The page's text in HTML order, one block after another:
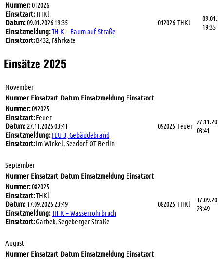
Nummer:012026
Einsatzart:THKl
Datum:09.01.2026 19:35
Einsatzmeldung:TH K – Baum auf Straße
Einsatzort:B432, Fährkate
012026 THKl
19:35
Einsätze 2025
November
Nummer Einsatzart Datum Einsatzmeldung Einsatzort
Nummer:092025
Einsatzart:Feuer
Datum:27.11.2025 03:41
Einsatzmeldung: FEU 3, Gebäudebrand
Einsatzort:Im Winkel, Seedorf OT Berlin
092025 Feuer 03:41
September
Nummer Einsatzart Datum Einsatzmeldung Einsatzort
Nummer:082025
Einsatzart:THKl
Datum:17.09.2025 23:49
Einsatzmeldung:TH K – Wasserrohrbruch
Einsatzort:Garbek, Segeberger Straße
082025 THKl
23:49
August
Nummer Einsatzart Datum Einsatzmeldung Einsatzort